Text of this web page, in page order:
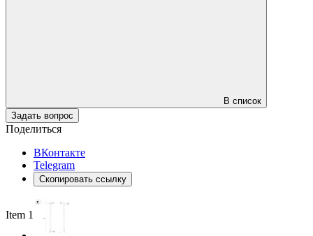
В список
Задать вопрос
Поделиться
ВКонтакте
Telegram
Скопировать ссылку
Item 1 of 2